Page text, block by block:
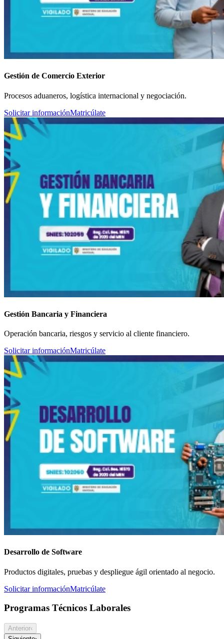
Gestión de Comercio Exterior
Procesos aduaneros, logística internacional y negociación.
Solicitar informaciónMatricúlate
Gestión Bancaria y Financiera
Operación bancaria, riesgos y servicio al cliente financiero.
Solicitar informaciónMatricúlate
Desarrollo de Software
Productos digitales, pruebas y despliegue ágil orientado al negocio.
Solicitar informaciónMatricúlate
Programas Técnicos Laborales
Anterior‹